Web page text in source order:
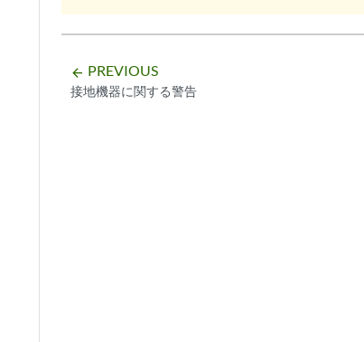
arrow_backward PREVIOUS
接地機器に関する警告